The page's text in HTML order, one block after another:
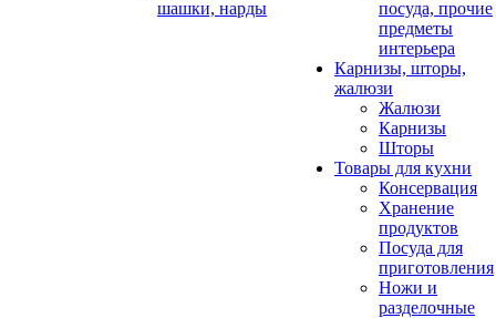
шашки, нарды
посуда, прочие
предметы
интерьера
Карнизы, шторы,
жалюзи
Жалюзи
Карнизы
Шторы
Товары для кухни
Консервация
Хранение
продуктов
Посуда для
приготовления
Ножи и
разделочные